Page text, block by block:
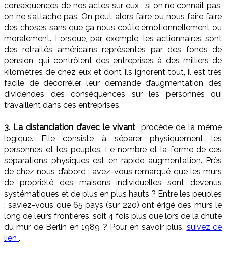
conséquences de nos actes sur eux : si on ne connaît pas,
on ne s’attache pas. On peut alors faire ou nous faire faire
des choses sans que ça nous coûte émotionnellement ou
moralement. Lorsque, par exemple, les actionnaires sont
des retraités américains représentés par des fonds de
pension, qui contrôlent des entreprises à des milliers de
kilomètres de chez eux et dont ils ignorent tout, il est très
facile de décorréler leur demande d’augmentation des
dividendes des conséquences sur les personnes qui
travaillent dans ces entreprises.
3. La distanciation d’avec le vivant procède de la même
logique. Elle consiste à séparer physiquement les
personnes et les peuples. Le nombre et la forme de ces
séparations physiques est en rapide augmentation. Près
de chez nous d’abord : avez-vous remarqué que les murs
de propriété des maisons individuelles sont devenus
systématiques et de plus en plus hauts ? Entre les peuples
: saviez-vous que 65 pays (sur 220) ont érigé des murs le
long de leurs frontières, soit 4 fois plus que lors de la chute
du mur de Berlin en 1989 ? Pour en savoir plus, suivez ce
lien .